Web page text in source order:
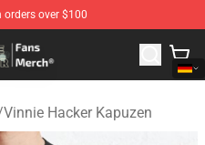
over $100
Vinnie Hacker Merchandise
Vinnie Hacker Kapuzen